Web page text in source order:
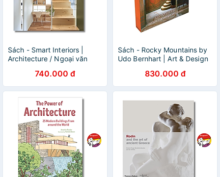
Sách - Smart Interiors |
Architecture / Ngoại văn
Thiết kế Nội thất
740.000 đ
Sách - Rocky Mountains by
Udo Bernhart | Art & Design
Bìa cứng830.000 đ